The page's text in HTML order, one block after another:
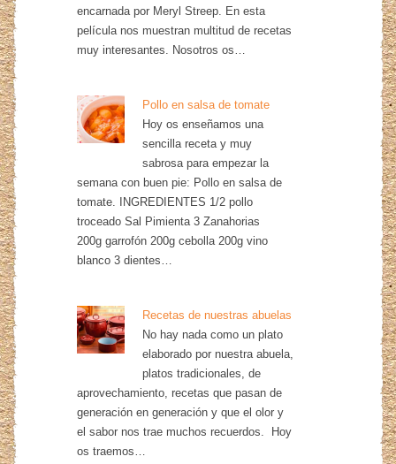
encarnada por Meryl Streep. En esta
película nos muestran multitud de recetas
muy interesantes. Nosotros os…
Pollo en salsa de tomate
Hoy os enseñamos una
sencilla receta y muy
sabrosa para empezar la
semana con buen pie: Pollo en salsa de
tomate. INGREDIENTES 1/2 pollo
troceado Sal Pimienta 3 Zanahorias
200g garrofón 200g cebolla 200g vino
blanco 3 dientes…
Recetas de nuestras abuelas
No hay nada como un plato
elaborado por nuestra abuela,
platos tradicionales, de
aprovechamiento, recetas que pasan de
generación en generación y que el olor y
el sabor nos trae muchos recuerdos. Hoy
os traemos…